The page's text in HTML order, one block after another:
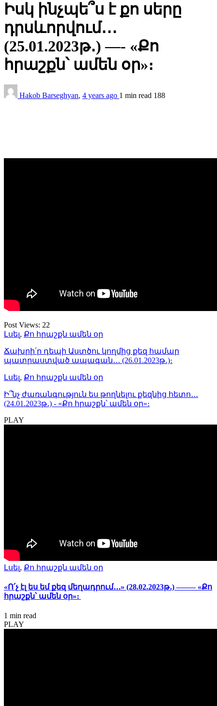
Իսկ ինչպե՞ս է քո սերը
դրսևորվում․․․
(25.01.2023թ․) —- «Քո
հրաշքն՝ ամեն օր»։
Hakob Barseghyan, 4 years ago 1 min read 188
Post Views: 22
Լսել, Քո հրաշքն ամեն օր
Ճախրի՛ր դեպի Աստծու կողմից քեզ համար
պատրաստված ապագան․․․ (26.01.2023թ․)։
Լսել, Քո հրաշքն ամեն օր
Ի՞նչ ժառանգություն ես թողնելու քեզնից հետո․․․
(24.01.2023թ․) - «Քո հրաշքն՝ ամեն օր»։
PLAY
Լսել, Քո հրաշքն ամեն օր
«Ո՛չ էլ ես եմ քեզ մեղադրում․․․» (28.02.2023թ․) ——– «Քո
հրաշքն՝ ամեն օր»։
1 min read
PLAY